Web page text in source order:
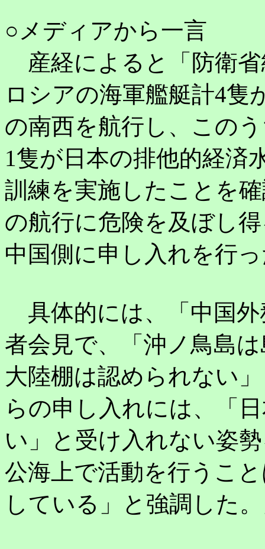
○メディアから一言
産経によると「防衛省
ロシアの海軍艦艇計4隻
の南西を航行し、この
1隻が日本の排他的経済
訓練を実施したことを
の航行に危険を及ぼし
中国側に申し入れを行
具体的には、「中国外
者会見で、「沖ノ鳥島
大陸棚は認められない
らの申し入れには、「
い」と受け入れない姿
公海上で活動を行うこ
している」と強調した